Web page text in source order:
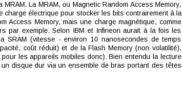
MRAM. La MRAM, ou Magnetic Random Access Memory,
charge électrique pour stocker les bits contrairement à la
Access Memory, mais une charge magnétique, comme
par exemple. Selon IBM et Infineon aurait à la fois les
SRAM (vitesse - environ 10 nanosecondes de temps
coût réduit) et de la Flash Memory (non volatilité),
les appareils mobiles donc). Bien entendu la lecture
disque dur via un ensemble de bras portant des têtes